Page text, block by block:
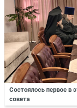
Состоялось первое в
совета